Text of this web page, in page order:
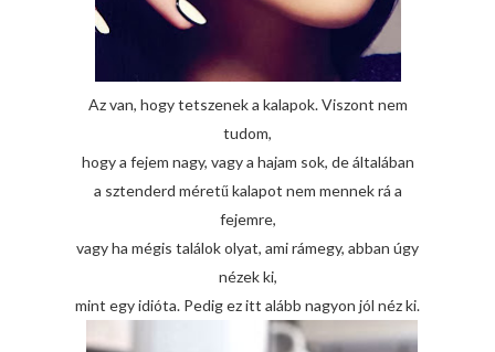
Az van, hogy tetszenek a kalapok. Viszont nem
tudom,
hogy a fejem nagy, vagy a hajam sok, de általában
a sztenderd méretű kalapot nem mennek rá a
fejemre,
vagy ha mégis találok olyat, ami rámegy, abban úgy
nézek ki,
mint egy idióta. Pedig ez itt alább nagyon jól néz ki.